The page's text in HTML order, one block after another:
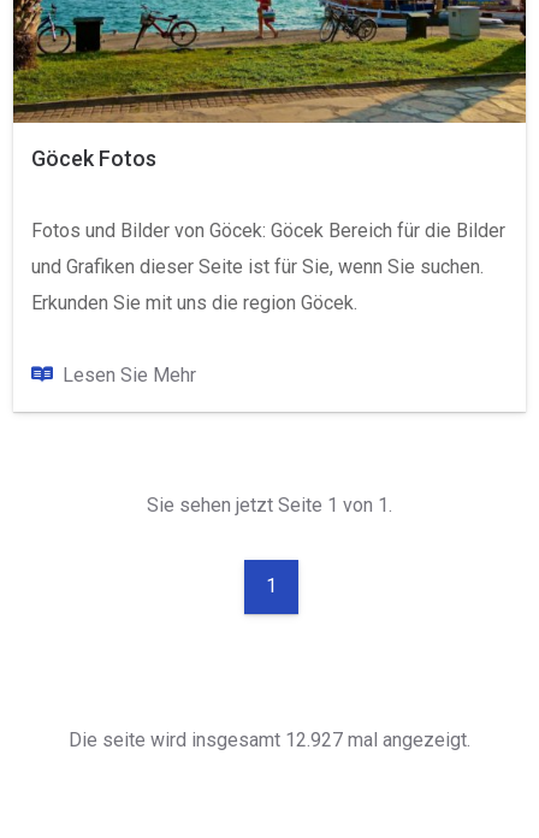
Göcek Fotos
Fotos und Bilder von Göcek: Göcek Bereich für die Bilder
und Grafiken dieser Seite ist für Sie, wenn Sie suchen.
Erkunden Sie mit uns die region Göcek.
Lesen Sie Mehr
Sie sehen jetzt Seite 1 von 1.
1
Die seite wird insgesamt 12.927 mal angezeigt.